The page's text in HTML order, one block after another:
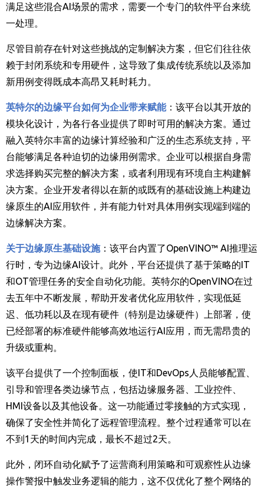
满足这些混合AI场景的需求，需要一个专门的软件平台来统
一处理。
尽管目前存在针对这些挑战的定制解决方案，但它们往往依
赖于封闭系统和专用硬件，这导致了集成传统系统以及添加
新用例变得既成本高昂又耗时耗力。
英特尔的边缘平台如何为企业带来赋能：该平台以其开放的
模块化设计，为各行各业提供了即时可用的解决方案。通过
融入英特尔丰富的边缘计算经验和广泛的生态系统支持，平
台能够满足各种迫切的边缘用例需求。企业可以根据自身需
求选择购买完整的解决方案，或者利用现有环境自主构建解
决方案。企业开发者得以在新的或既有的基础设施上构建边
缘原生的AI应用软件，并有能力针对具体用例实现端到端的
边缘解决方案。
关于边缘原生基础设施：该平台内置了OpenVINO™ AI推理运
行时，专为边缘AI设计。此外，平台还提供了基于策略的IT
和OT管理任务的安全自动化功能。英特尔的OpenVINO在过
去五年中不断发展，帮助开发者优化应用软件，实现低延
迟、低功耗以及在现有硬件（特别是边缘硬件）上部署，使
已经部署的标准硬件能够高效地运行AI应用，而无需昂贵的
升级或重构。
该平台提供了一个控制面板，使IT和DevOps 人员能够配置、
引导和管理各类边缘节点，包括边缘服务器、工业控件、
HMI设备以及其他设备。这一功能通过零接触的方式实现，
确保了安全性并简化了远程管理流程。整个过程通常可以在
不到1 天的时间内完成，最长不超过2天。
此外，闭环自动化赋予了运营商利用策略和可观察性从边缘
操作警报中触发业务逻辑的能力，这不仅优化了整个网络的